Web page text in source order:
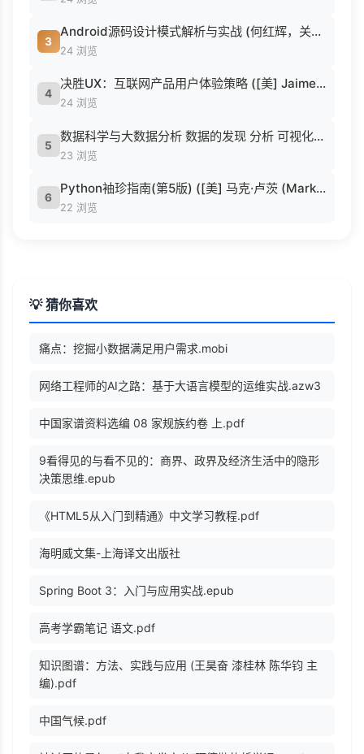
3
Android源码设计模式解析与实战 (何红辉，关爱民著, 何红辉, 关爱民著, 何红辉, 关爱民).pdf
24 浏览
4
决胜UX：互联网产品用户体验策略 ([美] Jaime Levy [[美] Jaime Levy]).epub
24 浏览
5
数据科学与大数据分析 数据的发现 分析 可视化与表示 ( etc.).epub
23 浏览
6
Python袖珍指南(第5版) ([美] 马克·卢茨 (Mark Lutz) 著 候荣涛 译).pdf
22 浏览
💡 猜你喜欢
痛点：挖掘小数据满足用户需求.mobi
网络工程师的AI之路：基于大语言模型的运维实战.azw3
中国家谱资料选编 08 家规族约卷 上.pdf
9看得见的与看不见的：商界、政界及经济生活中的隐形
决策思维.epub
《HTML5从入门到精通》中文学习教程.pdf
海明威文集-上海译文出版社
Spring Boot 3：入门与应用实战.epub
高考学霸笔记 语文.pdf
知识图谱：方法、实践与应用 (王昊奋 漆桂林 陈华钧 主
编).pdf
中国气候.pdf